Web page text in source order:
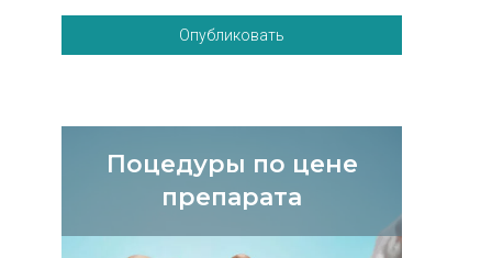
Опубликовать
Поцедуры по цене
препарата